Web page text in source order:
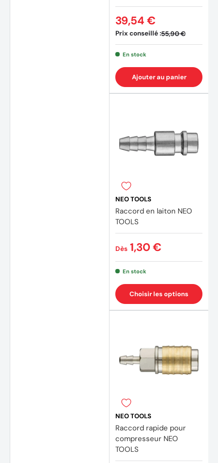
Prix conseillé :55,90 €
39,54 €
En stock
Ajouter au panier
NEO TOOLS
Raccord en laiton NEO
TOOLS
Dès 1,30 €
En stock
Choisir les options
NEO TOOLS
Raccord rapide pour
compresseur NEO
TOOLS